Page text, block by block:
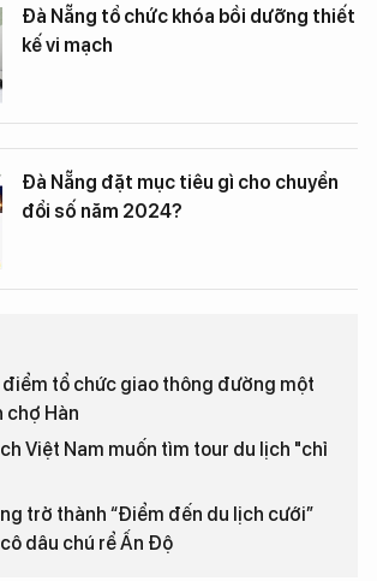
Đà Nẵng tổ chức khóa bồi dưỡng thiết
kế vi mạch
Đà Nẵng đặt mục tiêu gì cho chuyển
đổi số năm 2024?
tổ chức giao thông đường một
chợ Hàn
Việt Nam muốn tìm tour du lịch "chỉ
trở thành “Điểm đến du lịch cưới”
dâu chú rể Ấn Độ